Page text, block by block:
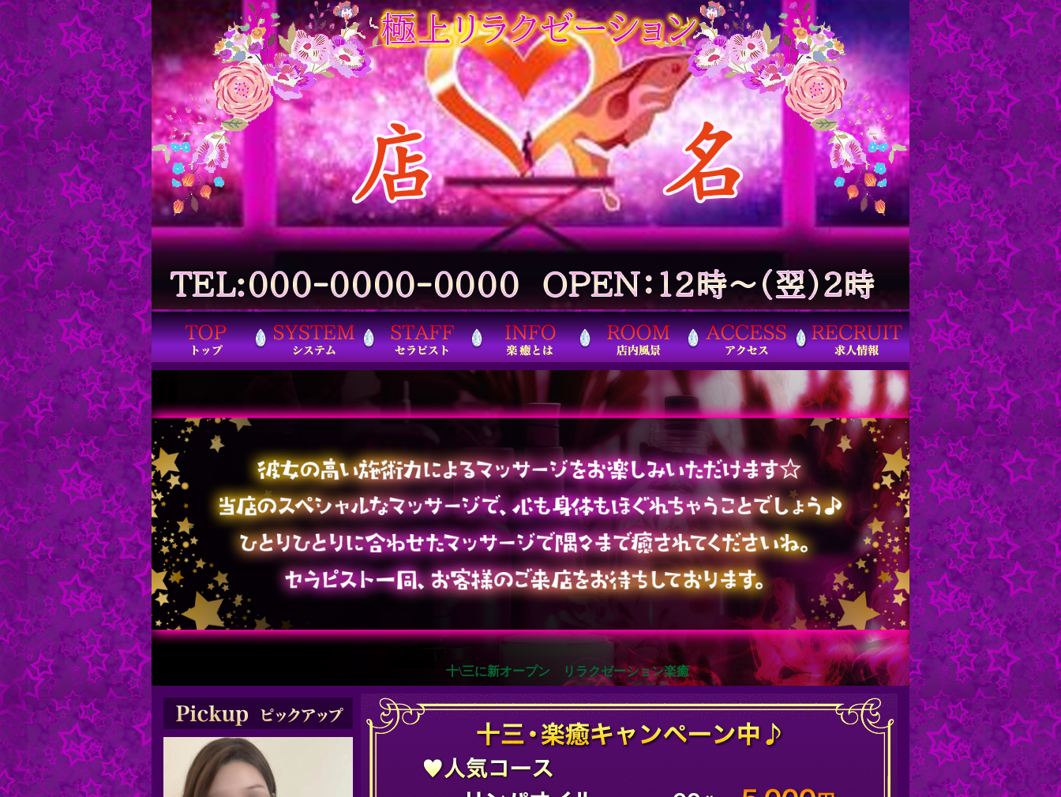
十\三に新オープン リラクゼーション楽癒